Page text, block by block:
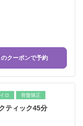
のクーポンで予約
ロ 骨盤矯正
ティック45分